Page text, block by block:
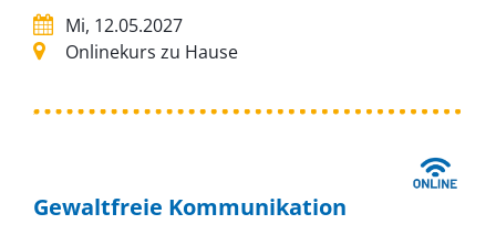
Mi, 12.05.2027
Onlinekurs zu Hause
Gewaltfreie Kommunikation